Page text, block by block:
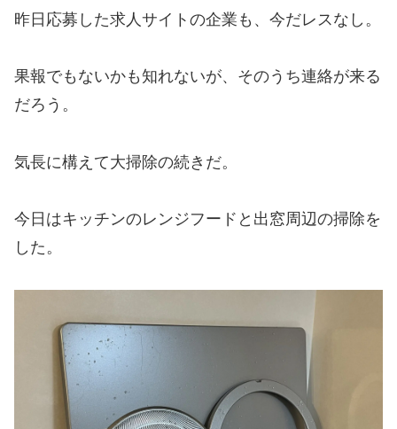
昨日応募した求人サイトの企業も、今だレスなし。
果報でもないかも知れないが、そのうち連絡が来る
だろう。
気長に構えて大掃除の続きだ。
今日はキッチンのレンジフードと出窓周辺の掃除を
した。